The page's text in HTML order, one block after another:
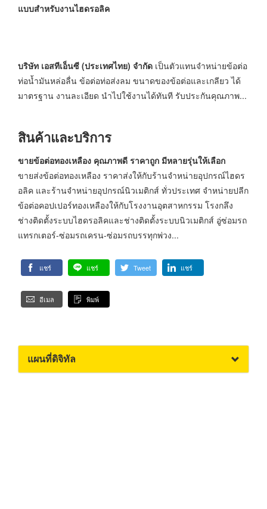
แบบสำหรับงานไฮดรอลิค
บริษัท เอสทีเอ็นซี (ประเทศไทย) จำกัด เป็นตัวแทนจำหน่ายข้อต่อ
ท่อน้ำมันหล่อลื่น ข้อต่อท่อส่งลม ขนาดของข้อต่อและเกลียว ได้
มาตรฐาน งานละเอียด นำไปใช้งานได้ทันที รับประกันคุณภาพ...
สินค้าและบริการ
ขายข้อต่อทองเหลือง คุณภาพดี ราคาถูก มีหลายรุ่นให้เลือก
ขายส่งข้อต่อทองเหลือง ราคาส่งให้กับร้านจำหน่ายอุปกรณ์ไฮดร
อลิค และร้านจำหน่ายอุปกรณ์นิวเมติกส์ ทั่วประเทศ จำหน่ายปลีก
ข้อต่อคอปเปอร์ทองเหลืองให้กับโรงงานอุตสาหกรรม โรงกลึง
ช่างติดตั้งระบบไฮดรอลิคและช่างติดตั้งระบบนิวเมติกส์ อู่ซ่อมรถ
แทรกเตอร์-ซ่อมรถเครน-ซ่อมรถบรรทุกพ่วง...
แชร์ แชร์ Tweet แชร์
อีเมล พิมพ์
แผนที่ดิจิทัล